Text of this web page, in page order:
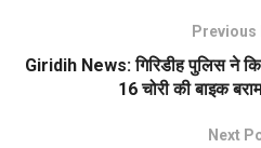
Previous
Giridih News: गिरिडीह पुलिस ने
16 चोरी की बाइक
Next